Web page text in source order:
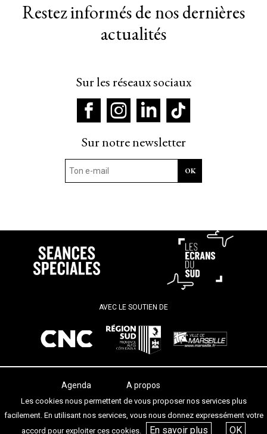
Restez informés de nos dernières
actualités
Sur les réseaux sociaux
Sur notre newsletter
AVEC LE SOUTIEN DE
Agenda
Les salles
Les festivals
A propos
Termes et conditions
Les cookies nous permettent de vous proposer nos services plus
facilement. En utilisant nos services, vous nous donnez expressément votre
accord pour exploiter ces cookies.
En savoir plus OK